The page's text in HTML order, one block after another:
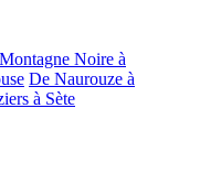
Noire à
De Naurouze à
à Sète